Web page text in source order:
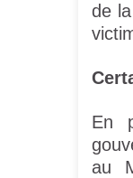
de
En
au